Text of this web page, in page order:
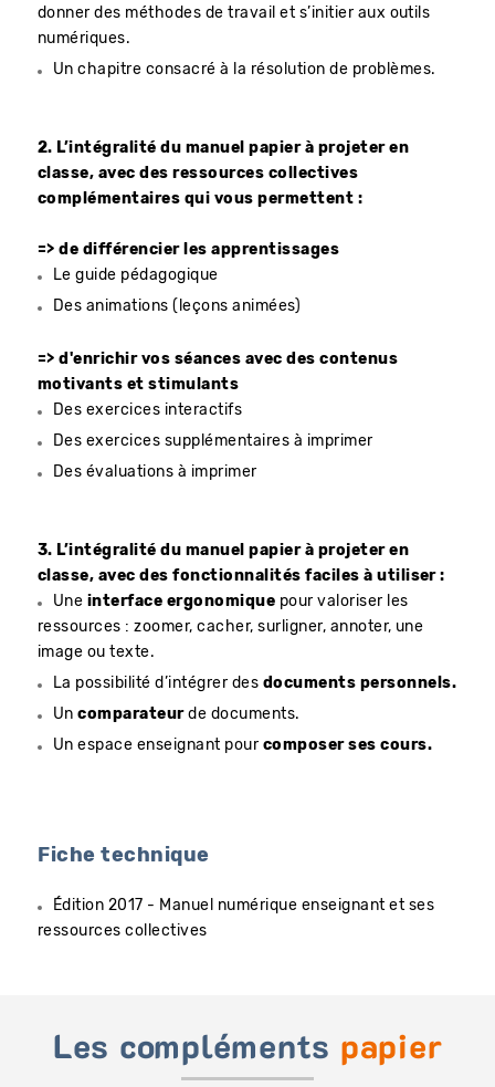
donner des méthodes de travail et s’initier aux outils
numériques.
Un chapitre consacré à la résolution de problèmes.
2. L’intégralité du manuel papier à projeter en
classe, avec des ressources collectives
complémentaires qui vous permettent :
=> de différencier les apprentissages
Le guide pédagogique
Des animations (leçons animées)
=> d'enrichir vos séances avec des contenus
motivants et stimulants
Des exercices interactifs
Des exercices supplémentaires à imprimer
Des évaluations à imprimer
3. L’intégralité du manuel papier à projeter en
classe, avec des fonctionnalités faciles à utiliser :
Une interface ergonomique pour valoriser les
ressources : zoomer, cacher, surligner, annoter, une
image ou texte.
La possibilité d’intégrer des documents personnels.
Uncomparateurde documents.
Un espace enseignant pour composer ses cours.
Fiche technique
Édition 2017 - Manuel numérique enseignant et ses
ressources collectives
Les compléments papier